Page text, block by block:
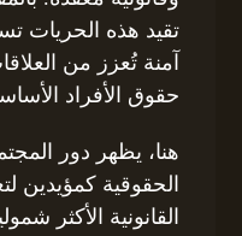
تقيد هذه الحريات
آمنة تُعزز من
حقوق الأفراد
هنا، يظهر دور
الحقوقية كمؤيدين
القانونية الأكثر